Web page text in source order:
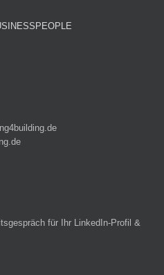
für Ihr LinkedIn-Profil &